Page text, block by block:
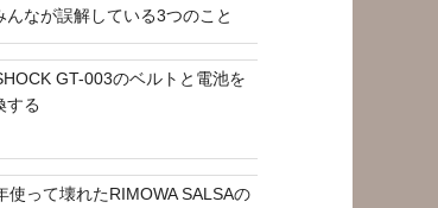
んなが誤解している3つのこと
GT-003のベルトと電池を
する
使って壊れたRIMOWA SALSAの